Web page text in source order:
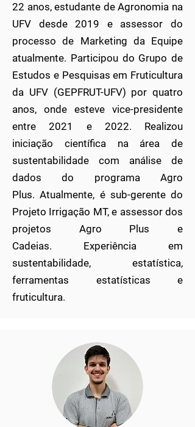
22 anos, estudante de Agronomia na
UFV desde 2019 e assessor do
processo de Marketing da Equipe
atualmente. Participou do Grupo de
Estudos e Pesquisas em Fruticultura
da UFV (GEPFRUT-UFV) por quatro
anos, onde esteve vice-presidente
entre 2021 e 2022. Realizou
iniciação científica na área de
sustentabilidade com análise de
dados do programa Agro
Plus.Atualmente, é sub-gerente do
Projeto Irrigação MT, e assessor dos
projetos Agro Plus e
Cadeias. Experiência em
sustentabilidade, estatística,
ferramentas estatísticas e
fruticultura.